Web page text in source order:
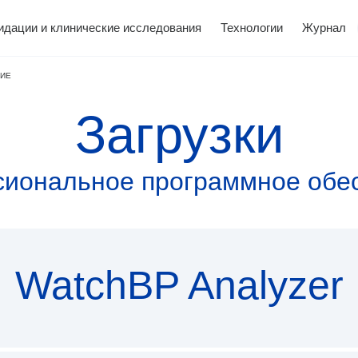
и клинические исследования Технологии Журнал
обеспечения
Загрузки
программное
WatchBP Analyzer